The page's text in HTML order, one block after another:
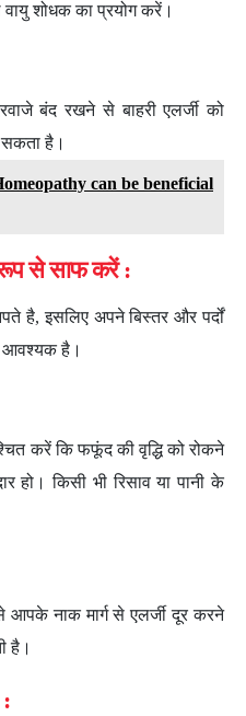
शोधक का प्रयोग करें।
बंद रखने से बाहरी एलर्जी को
है।
can be beneficial
रूप से साफ करें :
है, इसलिए अपने बिस्तर और पर्दों
आवश्यक है।
करें कि फफूंद की वृद्धि को रोकने
हो। किसी भी रिसाव या पानी के
नाक मार्ग से एलर्जी दूर करने
है।